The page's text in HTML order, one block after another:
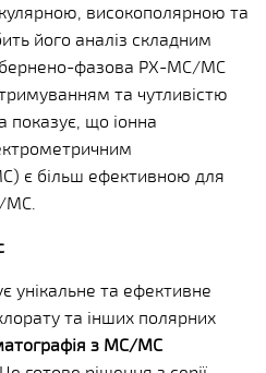
високополярною та
його аналіз складним
фазова РХ-МС/МС
та чутливістю
показує, що іонна
є більш ефективною для
МС.
унікальне та ефективне
та інших полярних
з МС/МС